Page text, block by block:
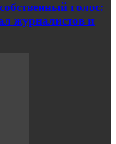
голос:
журналистов и